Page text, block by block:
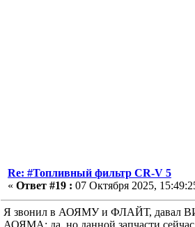
Re: #Топливный фильтр CR-V 5
« Ответ #19 : 07 Октября 2025,
Я звонил в АОЯМУ и ФЛАЙТ, давал
АОЯМА: да, но данной запчасти сейчас